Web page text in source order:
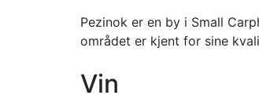
Pezinok er en by i Small
området er kjent for sine
Vin